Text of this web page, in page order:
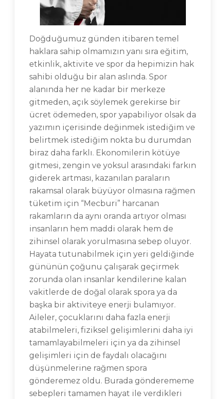
Doğduğumuz günden itibaren temel
haklara sahip olmamızın yanı sıra eğitim,
etkinlik, aktivite ve spor da hepimizin hak
sahibi olduğu bir alan aslında. Spor
alanında her ne kadar bir merkeze
gitmeden, açık söylemek gerekirse bir
ücret ödemeden, spor yapabiliyor olsak da
yazımın içerisinde değinmek istediğim ve
belirtmek istediğim nokta bu durumdan
biraz daha farklı. Ekonomilerin kötüye
gitmesi, zengin ve yoksul arasındaki farkın
giderek artması, kazanılan paraların
rakamsal olarak büyüyor olmasına rağmen
tüketim için “Mecburi” harcanan
rakamların da aynı oranda artıyor olması
insanların hem maddi olarak hem de
zihinsel olarak yorulmasına sebep oluyor.
Hayata tutunabilmek için yeri geldiğinde
gününün çoğunu çalışarak geçirmek
zorunda olan insanlar kendilerine kalan
vakitlerde de doğal olarak spora ya da
başka bir aktiviteye enerji bulamıyor.
Aileler, çocuklarını daha fazla enerji
atabilmeleri, fiziksel gelişimlerini daha iyi
tamamlayabilmeleri için ya da zihinsel
gelişimleri için de faydalı olacağını
düşünmelerine rağmen spora
gönderemez oldu. Burada gönderememe
sebepleri tamamen hayat ile verdikleri